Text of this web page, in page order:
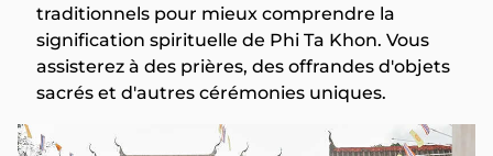
traditionnels pour mieux comprendre la
signification spirituelle de Phi Ta Khon. Vous
assisterez à des prières, des offrandes d'objets
sacrés et d'autres cérémonies uniques.